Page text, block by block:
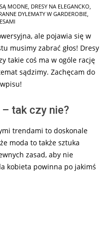
MODNE, DRESY NA ELEGANCKO,
DYLEMATY W GARDEROBIE,
ale pojawia się w
musimy zabrać głos! Dresy
takie coś ma w ogóle rację
sądzimy. Zachęcam do
tak czy nie?
trendami to doskonale
moda to także sztuka
zasad, aby nie
kobieta powinna po jakimś